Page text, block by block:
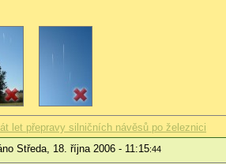
let přepravy silničních návěsů po železnici
Středa, 18. října 2006 - 11:15:44